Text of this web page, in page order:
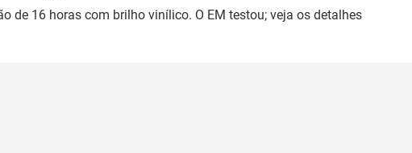
de 16 horas com brilho vinílico. O EM testou; veja os detalhes